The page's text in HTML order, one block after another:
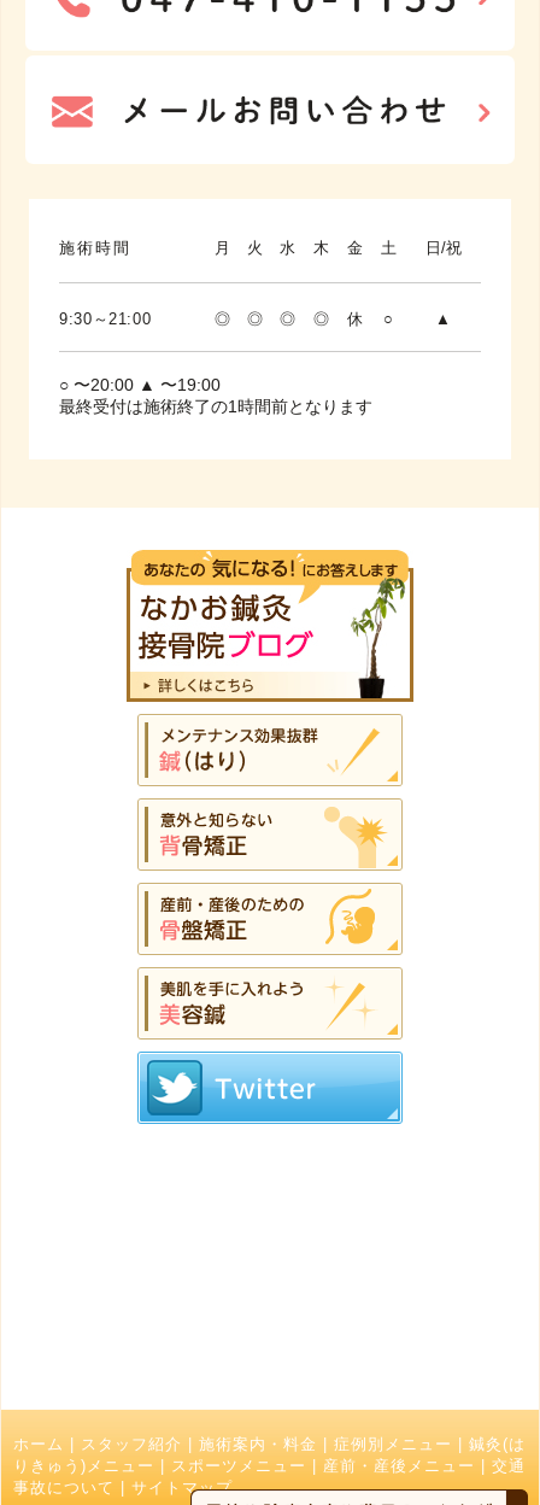
施術時間 月 火 水 木 金 土 日/祝
9:30～21:00 ◎ ◎ ◎ ◎ 休 ○ ▲
○ 〜20:00 ▲ 〜19:00
最終受付は施術終了の1時間前となります
ホーム スタッフ紹介 施術案内・料金 症例別メニュー
鍼灸(は
りきゅう)メニュー
スポーツメニュー 産前・産後メニュー
交通
事故について
サイトマップ